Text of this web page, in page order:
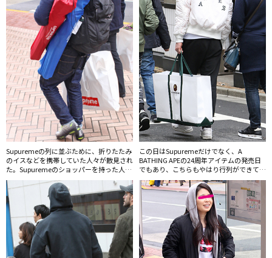
Supuremeの列に並ぶために、折りたたみ
のイスなどを携帯していた人々が散見され
た。Supuremeのショッパーを持った人は
フーディー着用率がかなり高かった。
この日はSupuremeだけでなく、A
BATHING APEの24周年アイテムの発売日
でもあり、こちらもやはり行列ができてい
た。限定／別注／コラボ市場は加熱の一途
をたどるばかりだ。